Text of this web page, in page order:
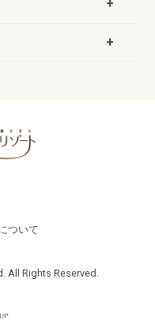
ついて
All Rights Reserved.